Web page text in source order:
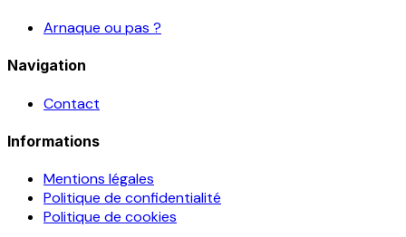
Arnaque ou pas ?
Navigation
Contact
Informations
Mentions légales
Politique de confidentialité
Politique de cookies